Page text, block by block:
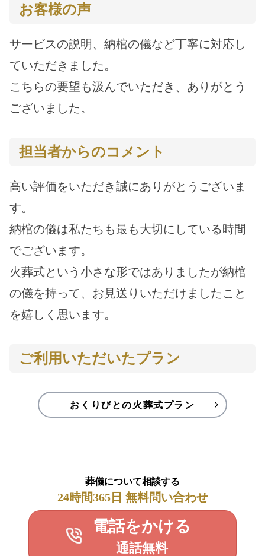
お客様の声
サービスの説明、納棺の儀など丁寧に対応し
ていただきました。
こちらの要望も汲んでいただき、ありがとう
ございました。
担当者からのコメント
高い評価をいただき誠にありがとうございま
す。
納棺の儀は私たちも最も大切にしている時間
でございます。
火葬式という小さな形ではありましたが納棺
の儀を持って、お見送りいただけましたこと
を嬉しく思います。
ご利用いただいたプラン
おくりびとの火葬式プラン
葬儀について相談する
24時間365日 無料問い合わせ
電話をかける
通話無料